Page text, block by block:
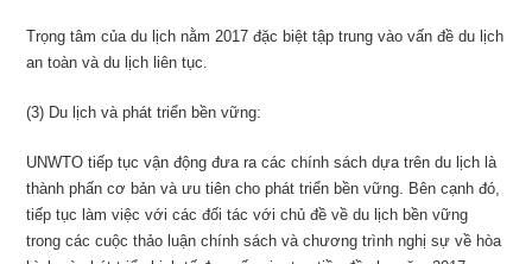
Trọng tâm của du lịch nằm 2017 đặc biệt tập trung vào vấn đề du lịch
an toàn và du lịch liên tục.
(3) Du lịch và phát triển bền vững:
UNWTO tiếp tục vận động đưa ra các chính sách dựa trên du lịch là
thành phấn cơ bản và ưu tiên cho phát triển bền vững. Bên cạnh đó,
tiếp tục làm việc với các đối tác với chủ đề về du lịch bền vững
trong các cuộc thảo luận chính sách và chương trình nghị sự về hòa